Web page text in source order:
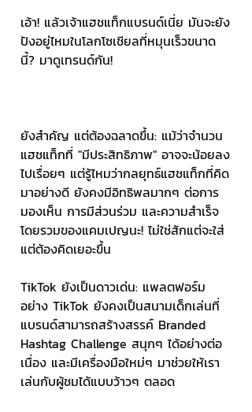
เอ้า! แล้วเจ้าแฮชแท็กแบรนด์เนี่ย มันจะยัง
ปังอยู่ไหมในโลกโซเชียลที่หมุนเร็วขนาด
นี้? มาดูเทรนด์กัน!
ยังสำคัญ แต่ต้องฉลาดขึ้น: แม้ว่าจำนวน
แฮชแท็กที่ "มีประสิทธิภาพ" อาจจะน้อยลง
ไปเรื่อยๆ แต่รู้ไหมว่ากลยุทธ์แฮชแท็กที่คิด
มาอย่างดี ยังคงมีอิทธิพลมากๆ ต่อการ
มองเห็น การมีส่วนร่วม และความสำเร็จ
โดยรวมของแคมเปญนะ! ไม่ใช่สักแต่จะใส่
แต่ต้องคิดเยอะขึ้น
TikTok ยังเป็นดาวเด่น: แพลตฟอร์ม
อย่าง TikTok ยังคงเป็นสนามเด็กเล่นที่
แบรนด์สามารถสร้างสรรค์ Branded
Hashtag Challenge สนุกๆ ได้อย่างต่อ
เนื่อง และมีเครื่องมือใหม่ๆ มาช่วยให้เรา
เล่นกับผู้ชมได้แบบว้าวๆ ตลอด